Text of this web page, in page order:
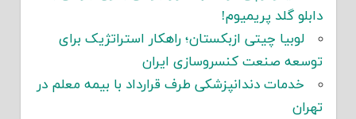
دابلو گلد پریمیوم!
لوبیا چیتی ازبکستان؛ راهکار استراتژیک برای
توسعه صنعت کنسروسازی ایران
خدمات دندانپزشکی طرف قرارداد با بیمه معلم در
تهران